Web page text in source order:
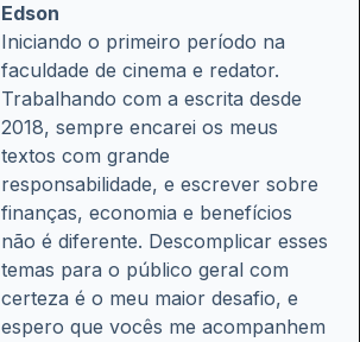
Edson
Iniciando o primeiro período na
faculdade de cinema e redator.
Trabalhando com a escrita desde
2018, sempre encarei os meus
textos com grande
responsabilidade, e escrever sobre
finanças, economia e benefícios
não é diferente. Descomplicar esses
temas para o público geral com
certeza é o meu maior desafio, e
espero que vocês me acompanhem